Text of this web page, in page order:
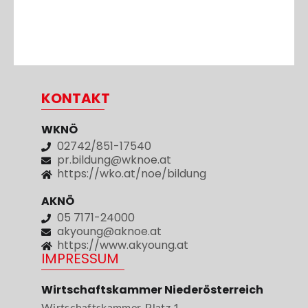
KONTAKT
WKNÖ
02742/851-17540
pr.bildung@wknoe.at
https://wko.at/noe/bildung
AKNÖ
05 7171-24000
akyoung@aknoe.at
https://www.akyoung.at
IMPRESSUM
Wirtschaftskammer Niederösterreich